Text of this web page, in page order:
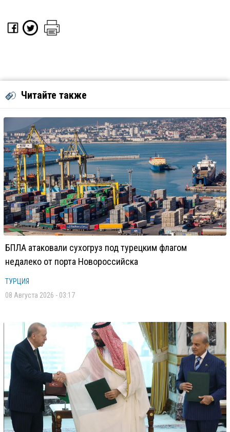
Читайте также
БПЛА атаковали сухогруз под турецким флагом
недалеко от порта Новороссийска
ТУРЦИЯ
08 Августа 2026 - 03:17